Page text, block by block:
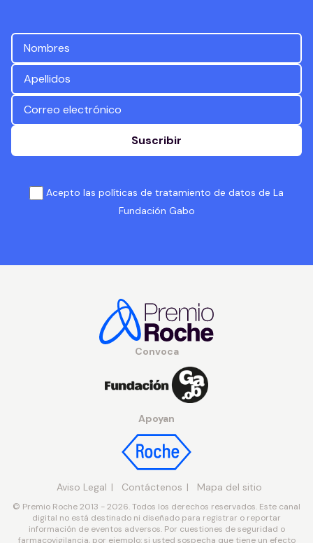
Suscribir
Acepto las políticas de tratamiento de datos de La
Fundación Gabo
Convoca
Apoyan
Aviso Legal Contáctenos Mapa del sitio
© Premio Roche 2013 - 2026. Todos los derechos reservados. Este canal
digital no está destinado ni diseñado para registrar o reportar
información de eventos adversos. Por cuestiones de seguridad o
farmacovigilancia, por ejemplo: si usted sospecha que tiene un efecto